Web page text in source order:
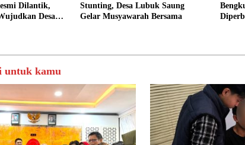
Dilantik,
Desa
Stunting, Desa Lubuk Saung
Gelar Musyawarah Bersama
untuk kamu